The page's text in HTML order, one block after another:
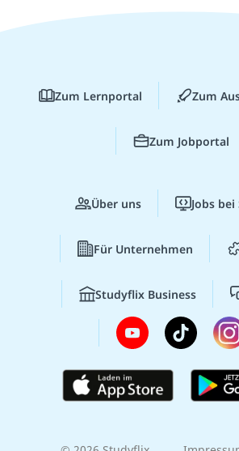
Zum Lernportal Zum
Zum Jobportal
Über uns Jobs
Für Unternehmen
Studyflix Business